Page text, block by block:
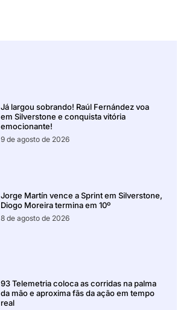
Já largou sobrando! Raúl Fernández voa
em Silverstone e conquista vitória
emocionante!
9 de agosto de 2026
Jorge Martín vence a Sprint em Silverstone,
Diogo Moreira termina em 10º
8 de agosto de 2026
93 Telemetria coloca as corridas na palma
da mão e aproxima fãs da ação em tempo
real